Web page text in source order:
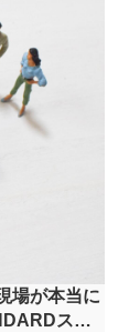
場が本当に
スタ